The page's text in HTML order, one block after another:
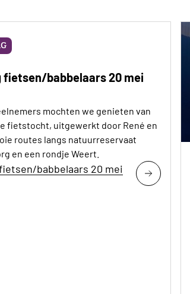
fietsen/babbelaars 20 mei
mochten we genieten van
fietstocht, uitgewerkt door René en
routes langs natuurreservaat
en een rondje Weert.
babbelaars 20 mei